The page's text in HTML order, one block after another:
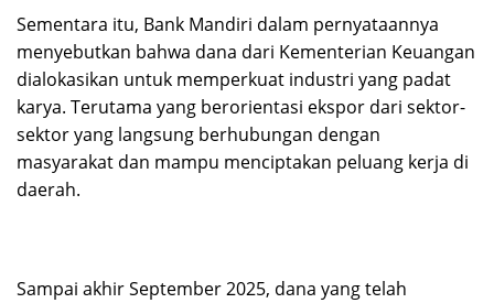
Sementara itu, Bank Mandiri dalam pernyataannya
menyebutkan bahwa dana dari Kementerian Keuangan
dialokasikan untuk memperkuat industri yang padat
karya. Terutama yang berorientasi ekspor dari sektor-
sektor yang langsung berhubungan dengan
masyarakat dan mampu menciptakan peluang kerja di
daerah.
Sampai akhir September 2025, dana yang telah